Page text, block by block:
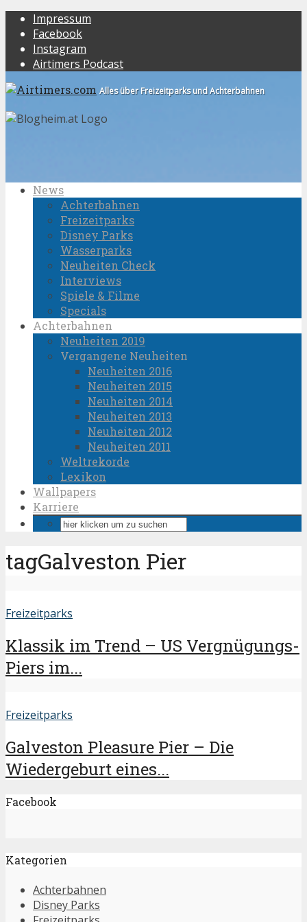
Impressum
Facebook
Instagram
Airtimers Podcast
Alles über Freizeitparks und Achterbahnen
News
Achterbahnen
Freizeitparks
Disney Parks
Wasserparks
Neuheiten Check
Interviews
Spiele & Filme
Specials
Achterbahnen
Neuheiten 2019
Vergangene Neuheiten
Neuheiten 2016
Neuheiten 2015
Neuheiten 2014
Neuheiten 2013
Neuheiten 2012
Neuheiten 2011
Weltrekorde
Lexikon
Wallpapers
Karriere
tagGalveston Pier
Freizeitparks
Klassik im Trend – US Vergnügungs-
Piers im...
Freizeitparks
Galveston Pleasure Pier – Die
Wiedergeburt eines...
Facebook
Kategorien
Achterbahnen
Disney Parks